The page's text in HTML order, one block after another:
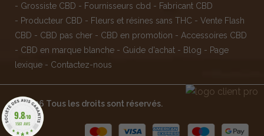
- Grossiste CBD - Fournisseurs cbd - Fabricant CBD
- Producteur CBD - Fleurs et résines sans THC - Vente Flash
CBD - CBD pas cher - CBD en promotion - Accessoires CBD
- CBD en marque blanche - Guide d'achat - Blog - Page
lexique - Contactez-nous
© 2026 Tous les droits sont réservés.
9.8/10
1561 AVIS